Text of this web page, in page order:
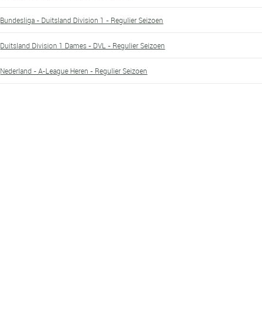
Bundesliga - Duitsland Division 1 - Regulier Seizoen
Duitsland Division 1 Dames - DVL - Regulier Seizoen
Nederland - A-League Heren - Regulier Seizoen